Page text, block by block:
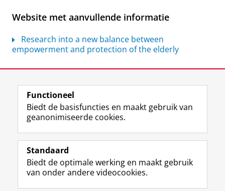
Website met aanvullende informatie
Research into a new balance between
empowerment and protection of the elderly
View this page in:English
Volg de RUG
F
a
e
b
L
i
k
e
R
S
-
f
I
n
t
Y
o
T
Studiekiezers
Functioneel
Biedt de basisfuncties en maakt gebruik van
geanonimiseerde cookies.
Standaard
Biedt de optimale werking en maakt gebruik
van onder andere videocookies.